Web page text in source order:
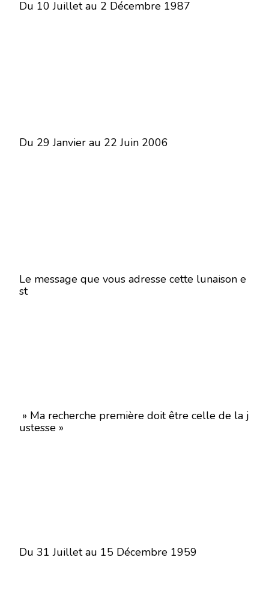
Du 10 Juillet au 2 Décembre 1987
Du 29 Janvier au 22 Juin 2006
Le message que vous adresse cette lunaison e
st
» Ma recherche première doit être celle de la j
ustesse »
Du 31 Juillet au 15 Décembre 1959